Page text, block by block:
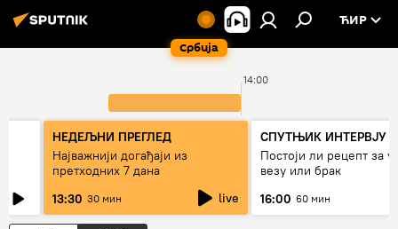
Србија
ЋИР
14:00
НЕДЕЉНИ ПРЕГЛЕД
Најважнији догађаји из
претходних 7 дана
13:30 30 мин live
СПУТЊИК ИНТЕРВЈУ
Постоји ли рецепт за
везу или брак
16:00 60 мин